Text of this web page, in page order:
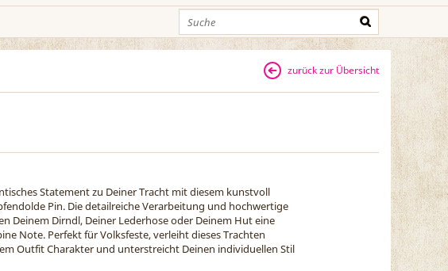
Statement zu Deiner Tracht mit diesem kunstvoll
Pin. Die detailreiche Verarbeitung und hochwertige
Deinem Dirndl, Deiner Lederhose oder Deinem Hut eine
Note. Perfekt für Volksfeste, verleiht dieses Trachten
Outfit Charakter und unterstreicht Deinen individuellen Stil
zurück zur Übersicht